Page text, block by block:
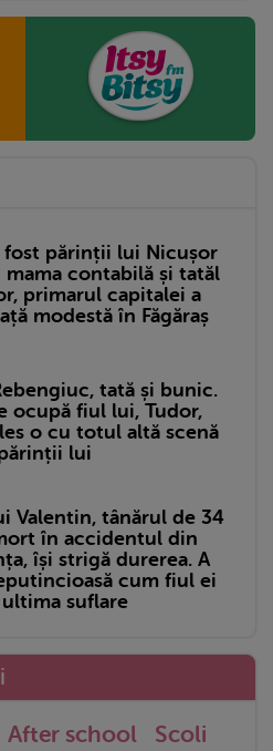
fost părinții lui Nicușor
mama contabilă și tatăl
primarul capitalei a
modestă în Făgăraș
tată și bunic.
ocupă fiul lui, Tudor,
o cu totul altă scenă
lui
Valentin, tânărul de 34
în accidentul din
își strigă durerea. A
cum fiul ei
suflare
After school Scoli